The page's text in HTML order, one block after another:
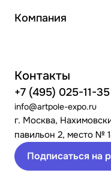
Компания
Контакты
+7 (495) 025-11-35
info@artpole-expo.ru
г. Москва,
павильон 2, место №
Подписаться на